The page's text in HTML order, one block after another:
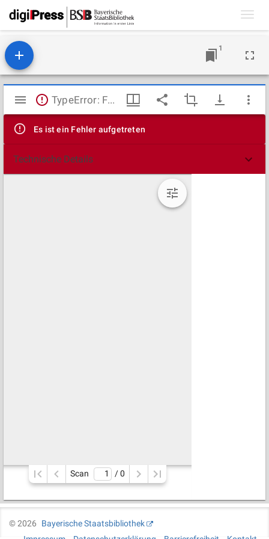
1
Mirador
Viewer
TypeError: Failed to fetch
Es ist ein Fehler aufgetreten
Technische Details
Scan / 0
©2026
Bayerische Staatsbibliothek